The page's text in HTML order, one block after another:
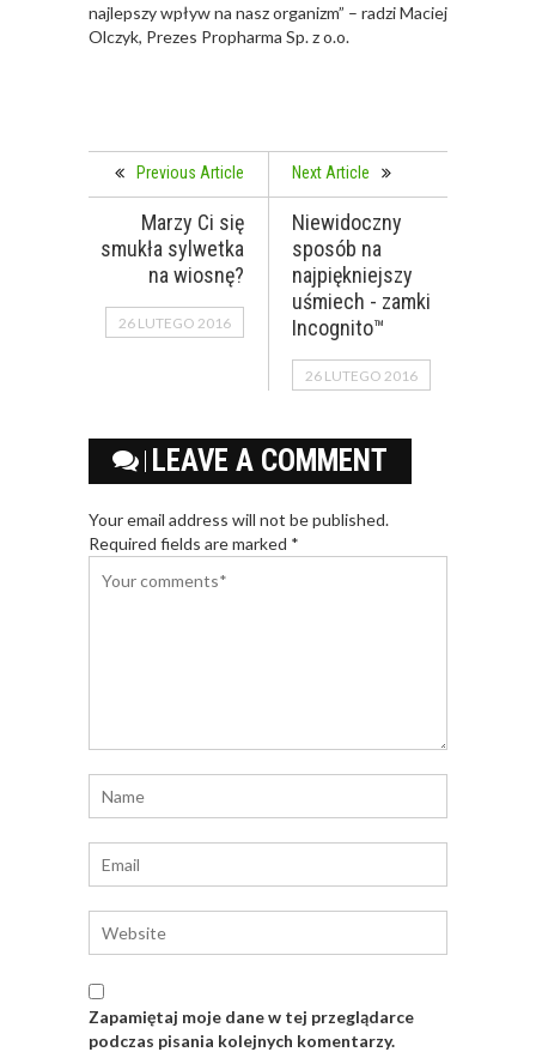
najlepszy wpływ na nasz organizm” – radzi Maciej
Olczyk, Prezes Propharma Sp. z o.o.
Previous Article
Marzy Ci się
smukła sylwetka
na wiosnę?
26 LUTEGO 2016
Next Article
Niewidoczny
sposób na
najpiękniejszy
uśmiech - zamki
Incognito™
26 LUTEGO 2016
LEAVE A COMMENT
Your email address will not be published.
Required fields are marked *
Zapamiętaj moje dane w tej przeglądarce
podczas pisania kolejnych komentarzy.